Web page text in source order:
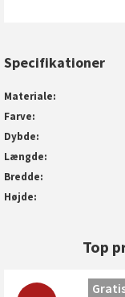
Specifikationer
Materiale
Farve
Dybde
Længde
Bredde
Højde
Top